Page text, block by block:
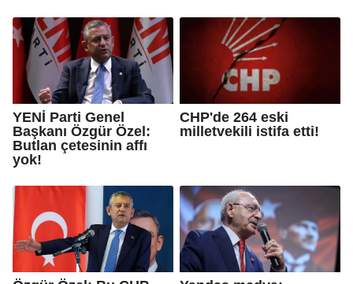
YENİ Parti Genel
Başkanı Özgür Özel:
Butlan çetesinin affı
yok!
CHP'de 264 eski
milletvekili istifa etti!